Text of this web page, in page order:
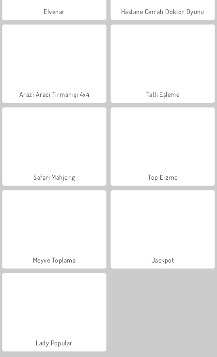
Elvenar Hastane Cerrah Doktor Oyunu
Arazi Aracı Tırmanışı 4x4 Tatlı Eşleme
Safari Mahjong Top Dizme
Meyve Toplama Jackpot
Lady Popular